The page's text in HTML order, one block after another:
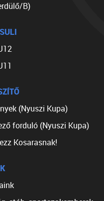
B)
(Nyuszi Kupa)
forduló (Nyuszi Kupa)
Kosarasnak!